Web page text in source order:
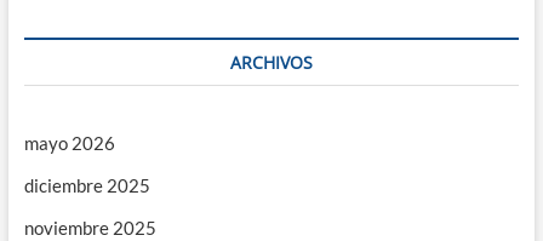
ARCHIVOS
mayo 2026
diciembre 2025
noviembre 2025